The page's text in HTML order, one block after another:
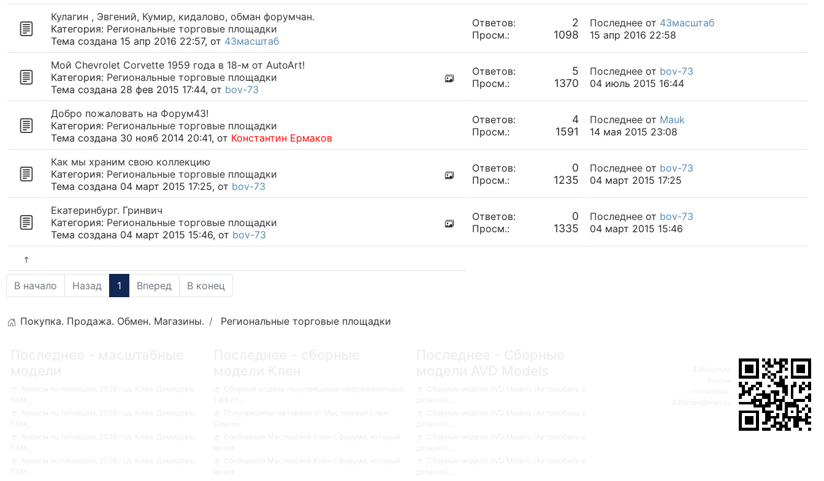
Кулагин , Эвгений, Кумир, кидалово, обман форумчан.
Категория: Региональные торговые площадки
Тема создана 15 апр 2016 22:57, от 43масштаб
Ответов: 2
Просм.: 1098
Последнее от 43масштаб
15 апр 2016 22:58
Мой Chevrolet Corvette 1959 года в 18-м от AutoArt!
Категория: Региональные торговые площадки
Тема создана 28 фев 2015 17:44, от bov-73
Ответов: 5
Просм.: 1370
Последнее от bov-73
04 июль 2015 16:44
Добро пожаловать на Форум43!
Категория: Региональные торговые площадки
Тема создана 30 нояб 2014 20:41, от Константин Ермаков
Ответов: 4
Просм.: 1591
Последнее от Mauk
14 мая 2015 23:08
Как мы храним свою коллекцию
Категория: Региональные торговые площадки
Тема создана 04 март 2015 17:25, от bov-73
Ответов: 0
Просм.: 1235
Последнее от bov-73
04 март 2015 17:25
Екатеринбург. Гринвич
Категория: Региональные торговые площадки
Тема создана 04 март 2015 15:46, от bov-73
Ответов: 0
Просм.: 1335
Последнее от bov-73
04 март 2015 15:46
В начало Назад 1 Вперед В конец
Покупка. Продажа. Обмен. Магазины. Региональные торговые площадки